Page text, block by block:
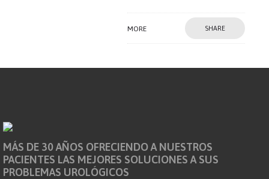
MORE SHARE
MÁS DE 30 AÑOS OFRECIENDO A NUESTROS
PACIENTES LAS MEJORES SOLUCIONES A SUS
PROBLEMAS UROLÓGICOS